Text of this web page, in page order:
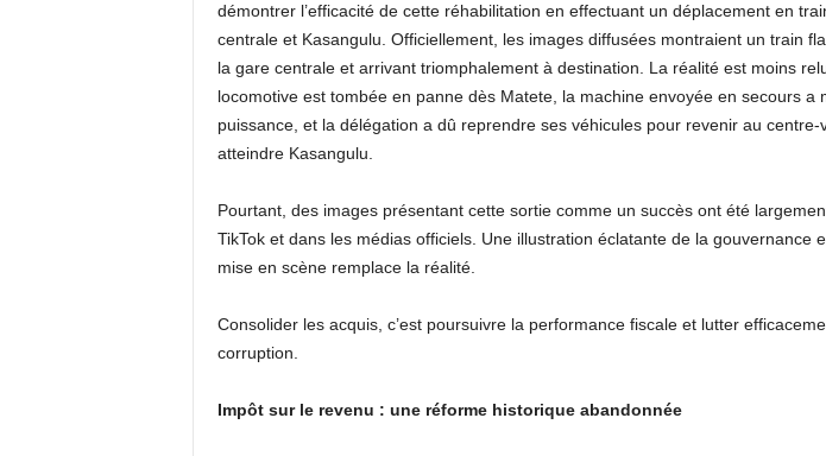
démontrer l’efficacité de cette réhabilitation en effectuant un déplacement en
centrale et Kasangulu. Officiellement, les images diffusées montraient un train
la gare centrale et arrivant triomphalement à destination. La réalité est moins
locomotive est tombée en panne dès Matete, la machine envoyée en secours a
puissance, et la délégation a dû reprendre ses véhicules pour revenir au centre-
atteindre Kasangulu.
Pourtant, des images présentant cette sortie comme un succès ont été
TikTok et dans les médias officiels. Une illustration éclatante de la gouvernance
mise en scène remplace la réalité.
Consolider les acquis, c’est poursuivre la performance fiscale et lutter
corruption.
Impôt sur le revenu : une réforme historique abandonnée